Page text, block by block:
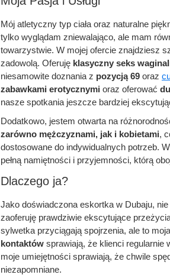
Mój atletyczny typ ciała oraz naturalne
tylko wyglądam zniewalająco, ale mam
towarzystwie. W mojej ofercie znajdziesz
zadowolą. Oferuję klasyczny seks
niesamowite doznania z pozycją 69 oraz
zabawkami erotycznymi oraz oferować
nasze spotkania jeszcze bardziej
Dodatkowo, jestem otwarta na
zarówno mężczyznami, jak i kobietami,
dostosowane do indywidualnych potrzeb.
pełną namiętności i przyjemności, którą
Dlaczego ja?
Jako doświadczona eskortka w Dubaju,
zaoferuję prawdziwie ekscytujące
sylwetka przyciągają spojrzenia, ale to moja
kontaktów sprawiają, że klienci regularnie
moje umiejętności sprawiają, że chwile
niezapomniane.